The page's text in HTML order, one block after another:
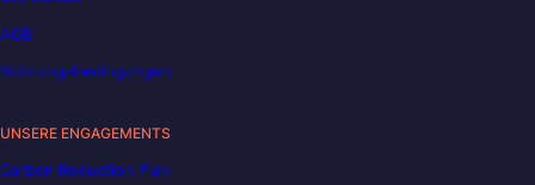
AGB
Nutzungsbedingungen
UNSERE ENGAGEMENTS
Carbon Reduction Plan